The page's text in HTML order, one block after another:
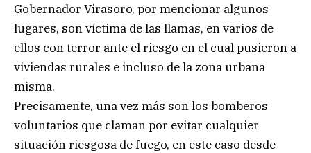
Gobernador Virasoro, por mencionar algunos
lugares, son víctima de las llamas, en varios de
ellos con terror ante el riesgo en el cual pusieron a
viviendas rurales e incluso de la zona urbana
misma.
Precisamente, una vez más son los bomberos
voluntarios que claman por evitar cualquier
situación riesgosa de fuego, en este caso desde